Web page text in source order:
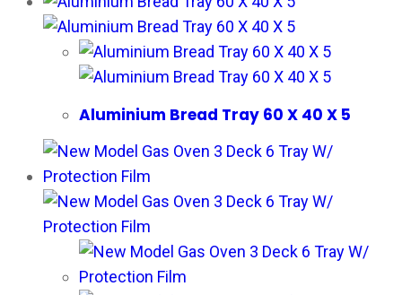
Aluminium Bread Tray 60 X 40 X 5